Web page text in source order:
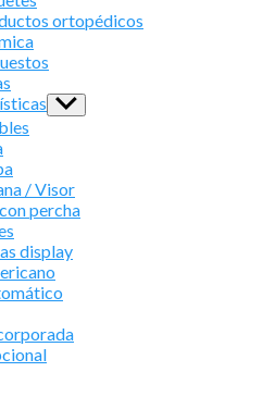
ortopédicos
Show
sub
/ Visor
percha
display